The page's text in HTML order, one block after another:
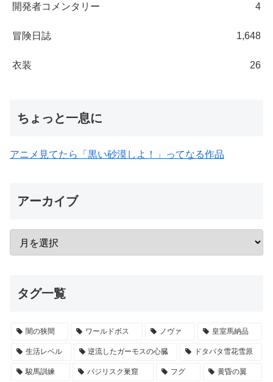
開発者コメンタリー 4
冒険日誌 1,648
衣装 26
ちょっと一息に
アニメ見てたら「黒い砂漠しよ！」ってなる作品
アーカイブ
タグ一覧
闇の狭間 ワールドボス ノヴァ 皇室馬納品
生活レベル 逆流したガーモスの心臓 ドタバタ雪花雪原
駿馬訓練 バジリスク巣窟 フグ 黄昏の翼